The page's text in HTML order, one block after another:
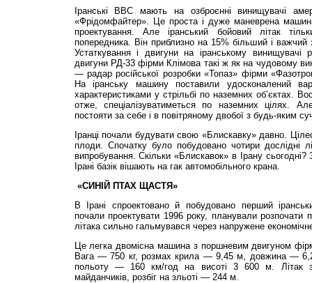
Іранські ВВС мають на озброєнні винищувачі
«Фрідомфайтер». Це проста і дуже маневрена
проектування. Але іранський бойовий літак
попередника. Він приблизно на 15% більший і
Устаткування і двигуни на іранському винищувачі
двигуни РД-33 фірми Клімова такі ж як на чудовому
— радар російської розробки «Топаз» фірми
На іранську машину поставили удосконалений
характеристиками у стрільбі по наземних об’єктах.
отже, спеціалізуватиметься по наземних цілях.
постояти за себе і в повітряному двобої з будь-яким
Іранці почали будувати свою «Блискавку» давно.
плоди. Спочатку було побудовано чотири дослідні
випробування. Скільки «Блискавок» в Ірану
Ірані базік вішають на гак автомобільного крана.
«СИНІЙ ПТАХ ЩАСТЯ»
В Ірані спроектовано й побудовано перший
почали проектувати 1996 року, планували розпочати
літака сильно гальмувався через напружене
Це легка двомісна машина з поршневим двигуном
Вага — 750 кг, розмах крила — 9,45 м, довжина — 6,2
польоту — 160 км/год на висоті 3 600 м. Літак
майданчиків, розбіг на зльоті — 244 м.